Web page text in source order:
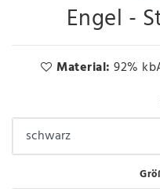
Engel -
Material:92%